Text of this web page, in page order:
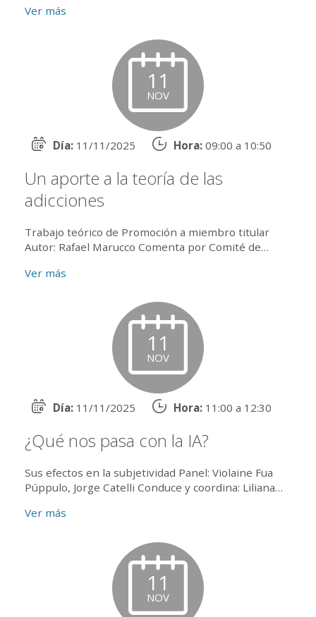
Ver más
11
NOV
Día: 11/11/2025 Hora: 09:00 a 10:50
Un aporte a la teoría de las
adicciones
Trabajo teórico de Promoción a miembro titular
Autor: Rafael Marucco Comenta por Comité de
Científica: Marc...
Ver más
11
NOV
Día: 11/11/2025 Hora: 11:00 a 12:30
¿Qué nos pasa con la IA?
Sus efectos en la subjetividad Panel: Violaine Fua
Púppulo, Jorge Catelli Conduce y coordina: Liliana
Abi...
Ver más
11
NOV